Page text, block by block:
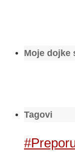
Moje dojke
Tagovi